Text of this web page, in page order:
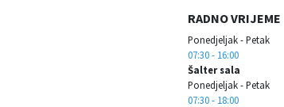
RADNO VRIJEME
Ponedjeljak - Petak
07:30 - 16:00
Šalter sala
Ponedjeljak - Petak
07:30 - 18:00